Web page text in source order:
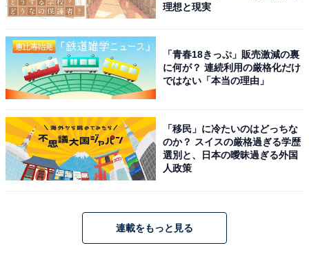
理想と現実
「青春18きっぷ」販売激減の裏
に何が？ 連続利用の厳格化だけ
ではない「本当の理由」
「移民」に冷たいのはどっちな
のか？ スイスの厳格過ぎる学歴
選別と、日本の曖昧過ぎる外国
人政策
連載をもっと見る